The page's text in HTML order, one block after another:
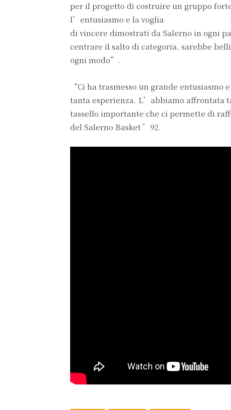
per il progetto di costruire un gruppo
l’entusiasmo e la voglia
di vincere dimostrati da Salerno in ogni
centrare il salto di categoria, sarebbe
ogni modo”.
“Ci ha trasmesso un grande
tanta esperienza. L’abbiamo affrontata
tassello importante che ci permette di
del Salerno Basket ’92.